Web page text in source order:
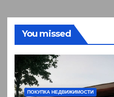
You missed
ПОКУПКА НЕДВИЖИМОСТИ